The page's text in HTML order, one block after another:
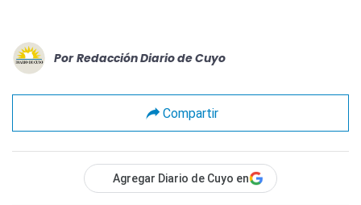
Por Redacción Diario de Cuyo
Compartir
Agregar Diario de Cuyo en